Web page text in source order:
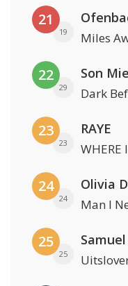
21
19 Miles
22
29
Son
Dark
23
23
RAYE
WHERE
24
24
Olivia
Man I
25
25